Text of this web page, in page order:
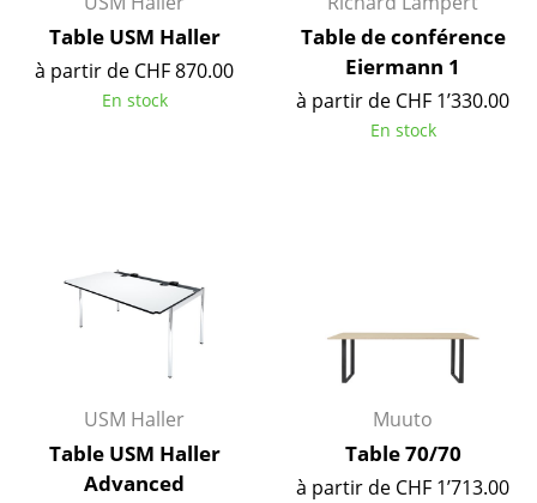
Tables enfants
Table de jardin
Rangements
Étagères & Armoires
Buffets & Commodes
Table USM Haller
à partir de CHF 870.00
En stock
Table de conférence
Eiermann 1
à partir de CHF 1’330.00
En stock
USM Haller
Table USM Haller
Advanced
Muuto
Table 70/70
à partir de CHF 1’713.00